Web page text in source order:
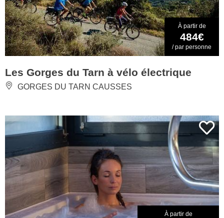
À partir de
484€
/ par personne
Les Gorges du Tarn à vélo électrique
GORGES DU TARN CAUSSES
À partir de